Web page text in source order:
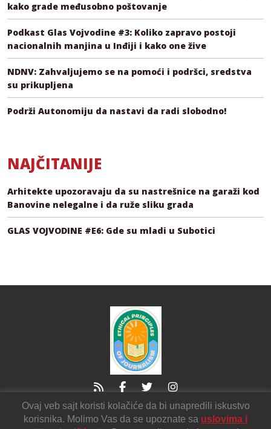
kako grade međusobno poštovanje
Podkast Glas Vojvodine #3: Koliko zapravo postoji
nacionalnih manjina u Inđiji i kako one žive
NDNV: Zahvaljujemo se na pomoći i podršci, sredstva
su prikupljena
Podrži Autonomiju da nastavi da radi slobodno!
NAJČITANIJE
Arhitekte upozoravaju da su nastrešnice na garaži kod
Banovine nelegalne i da ruže sliku grada
GLAS VOJVODINE #E6: Gde su mladi u Subotici
Sutjeska2 21000 Novi Sad
Ovaj veb sajt koristi kolačiće da bi unapredili iskustvo
korisnika. Molimo Vas da se upoznate sa uslovima i